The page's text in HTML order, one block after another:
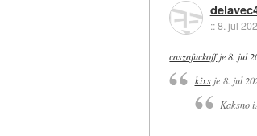
::8. jul
caszafuckoffje8. jul
kixsje 8. jul
Kaksno